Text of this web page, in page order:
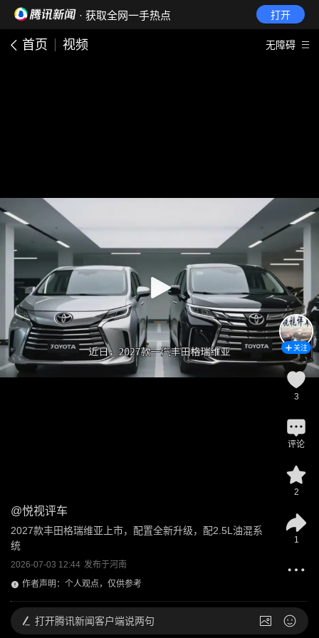
· 获取全网一手热点 打开
首页 视频 无障碍
@悦视评车
2027款丰田格瑞维亚上市，配置全新升级，配2.5L油混系
统
2026-07-03 12:44 发布于河南
作者声明：个人观点，仅供参考
关注
3
评论
2
1
打开腾讯新闻客户端说两句